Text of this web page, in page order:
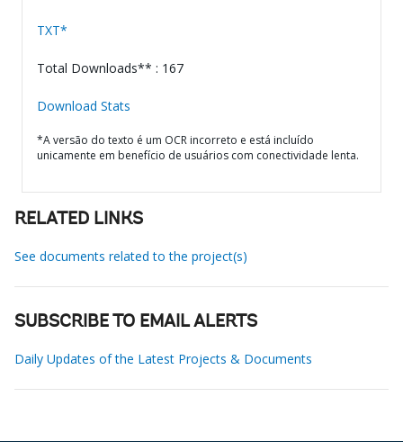
TXT*
Total Downloads** : 167
Download Stats
*A versão do texto é um OCR incorreto e está incluído
unicamente em benefício de usuários com conectividade lenta.
RELATED LINKS
See documents related to the project(s)
SUBSCRIBE TO EMAIL ALERTS
Daily Updates of the Latest Projects & Documents